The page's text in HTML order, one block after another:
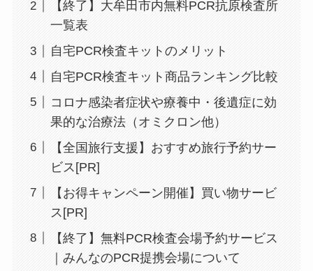
【終了】大牟田市内無料PCR抗原検査所
一覧表
自宅PCR検査キットのメリット
自宅PCR検査キット商品ランキング比較
コロナ感染者症状や療養中・後遺症に効
果的な治療法（オミクロン他）
【全国旅行支援】おすすめ旅行予約サー
ビス[PR]
【お得キャンペーン開催】買い物サービ
ス[PR]
【終了】無料PCR検査会場予約サービス
｜みんなのPCR提携会場について